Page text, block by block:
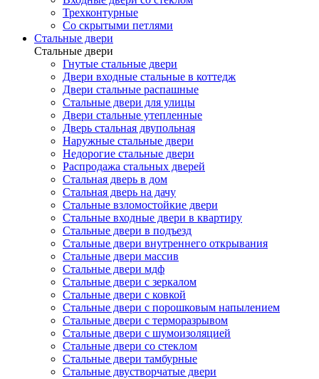
Трехконтурные
Со скрытыми петлями
Стальные двери
Стальные двери
Гнутые стальные двери
Двери входные стальные в коттедж
Двери стальные распашные
Стальные двери для улицы
Двери стальные утепленные
Дверь стальная двупольная
Наружные стальные двери
Недорогие стальные двери
Распродажа стальных дверей
Стальная дверь в дом
Стальная дверь на дачу
Стальные взломостойкие двери
Стальные входные двери в квартиру
Стальные двери в подъезд
Стальные двери внутреннего открывания
Стальные двери массив
Стальные двери мдф
Стальные двери с зеркалом
Стальные двери с ковкой
Стальные двери с порошковым напылением
Стальные двери с терморазрывом
Стальные двери с шумоизоляцией
Стальные двери со стеклом
Стальные двери тамбурные
Стальные двустворчатые двери